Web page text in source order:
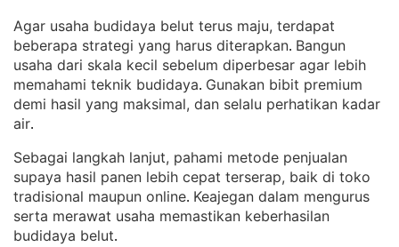
Agar usaha budidaya belut terus maju, terdapat
beberapa strategi yang harus diterapkan. Bangun
usaha dari skala kecil sebelum diperbesar agar lebih
memahami teknik budidaya. Gunakan bibit premium
demi hasil yang maksimal, dan selalu perhatikan kadar
air.
Sebagai langkah lanjut, pahami metode penjualan
supaya hasil panen lebih cepat terserap, baik di toko
tradisional maupun online. Keajegan dalam mengurus
serta merawat usaha memastikan keberhasilan
budidaya belut.